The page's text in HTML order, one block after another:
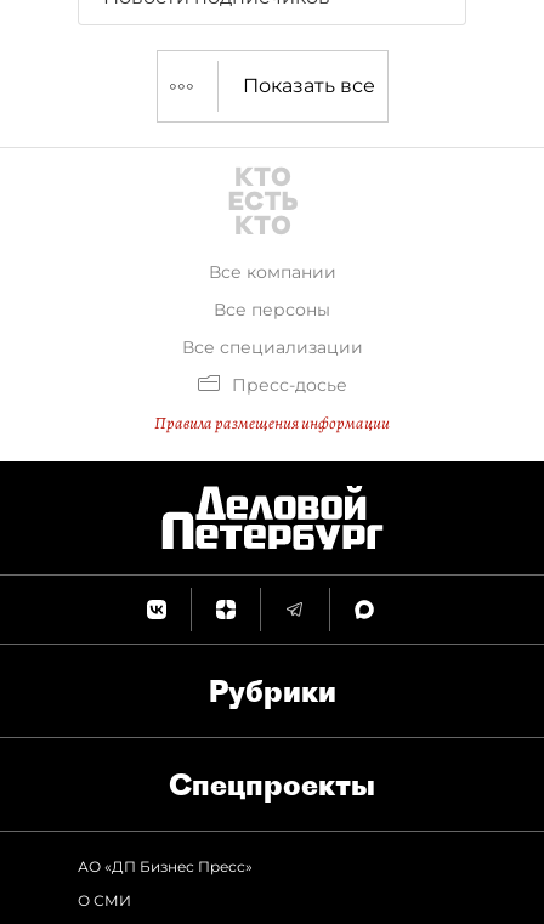
Показать все
Все компании
Все персоны
Все специализации
Пресс-досье
Правила размещения информации
Рубрики
Спец­проекты
АО «ДП Бизнес Пресс»
О СМИ